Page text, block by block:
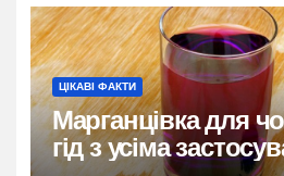
ЦІКАВІ ФАКТИ
Марганцівка для
гід з усіма